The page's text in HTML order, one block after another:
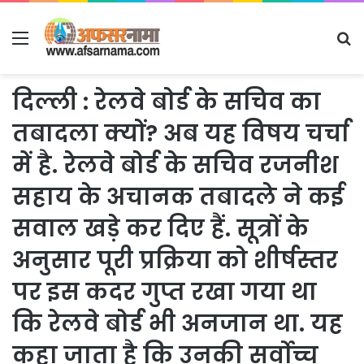
Menu
दिल्ली : रेलवे बोर्ड के सचिव का
तबादला क्यों? अब यह विषय चर्चा
में है. रेलवे बोर्ड के सचिव रजनीश
सहाय के अचानक तबादले ने कई
सवाल खड़े कर दिए हैं. सूत्रों के
अनुसार पूरी प्रक्रिया को शीर्षस्तर
पर इस कदर गुप्त रखा गया था
कि रेलवे बोर्ड भी अनजान था. यह
कहा जाता है कि उनकी सर्वोच्च